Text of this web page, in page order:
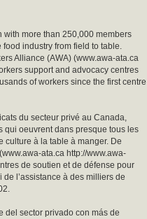
with more than 250,000 members
industry from field to table.
Alliance (AWA) (www.awa-ata.ca
support and advocacy centres
of workers since the first centre
du secteur privé au Canada,
qui oeuvrent dans presque tous les
culture à la table à manger. De
ata.ca http://www.awa-
de soutien et de défense pour
l’assistance à des milliers de
del sector privado con más de